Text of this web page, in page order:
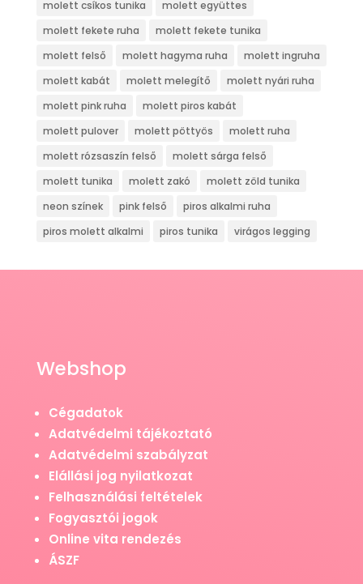
molett csíkos tunika
molett együttes
molett fekete ruha
molett fekete tunika
molett felső
molett hagyma ruha
molett ingruha
molett kabát
molett melegítő
molett nyári ruha
molett pink ruha
molett piros kabát
molett pulover
molett pöttyös
molett ruha
molett rózsaszín felső
molett sárga felső
molett tunika
molett zakó
molett zöld tunika
neon színek
pink felső
piros alkalmi ruha
piros molett alkalmi
piros tunika virágos legging
Webshop
Cégadatok
Adatvédelmi tájékoztató
Adatvédelmi szabályzat
Elállási jog nyilatkozat
Felhasználási feltételek
Fogyasztói jogok
Online vita rendezés
ÁSZF